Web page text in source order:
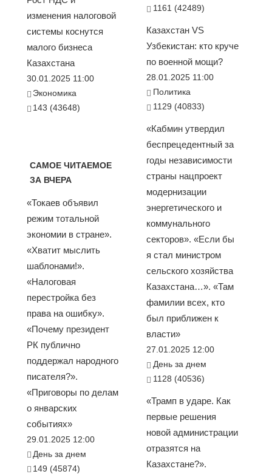
изменения налоговой
системы коснутся
малого бизнеса
Казахстана
30.01.2025 11:00
Экономика
143 (43648)
САМОЕ ЧИТАЕМОЕ
ЗА ВЧЕРА
«Токаев объявил
режим тотальной
экономии в стране».
«Хватит мыслить
шаблонами!».
«Налоговая
перестройка без
права на ошибку».
«Почему президент
РК публично
поддержал народного
писателя?».
«Приговоры по делам
о январских
событиях»
29.01.2025 12:00
День за днем
149 (45874)
1161 (42489)
Казахстан VS
Узбекистан: кто круче
по военной мощи?
28.01.2025 11:00
Политика
1129 (40833)
«Кабмин утвердил
беспрецедентный за
годы независимости
страны нацпроект
модернизации
энергетического и
коммунального
секторов». «Если бы
я стал министром
сельского хозяйства
Казахстана…». «Там
фамилии всех, кто
был приближен к
власти»
27.01.2025 12:00
День за днем
1128 (40536)
«Трамп в ударе. Как
первые решения
новой администрации
отразятся на
Казахстане?».